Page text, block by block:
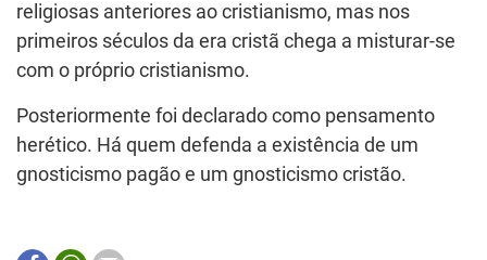
religiosas anteriores ao cristianismo, mas nos
primeiros séculos da era cristã chega a misturar-se
com o próprio cristianismo.
Posteriormente foi declarado como pensamento
herético. Há quem defenda a existência de um
gnosticismo pagão e um gnosticismo cristão.